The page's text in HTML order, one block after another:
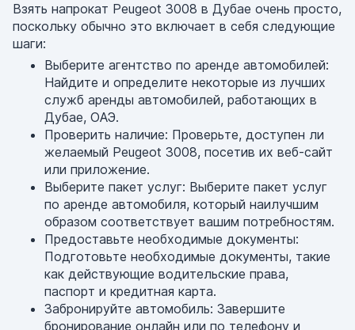
Взять напрокат Peugeot 3008 в Дубае очень просто,
поскольку обычно это включает в себя следующие
шаги:
Выберите агентство по аренде автомобилей:
Найдите и определите некоторые из лучших
служб аренды автомобилей, работающих в
Дубае, ОАЭ.
Проверить наличие: Проверьте, доступен ли
желаемый Peugeot 3008, посетив их веб-сайт
или приложение.
Выберите пакет услуг: Выберите пакет услуг
по аренде автомобиля, который наилучшим
образом соответствует вашим потребностям.
Предоставьте необходимые документы:
Подготовьте необходимые документы, такие
как действующие водительские права,
паспорт и кредитная карта.
Забронируйте автомобиль: Завершите
бронирование онлайн или по телефону и